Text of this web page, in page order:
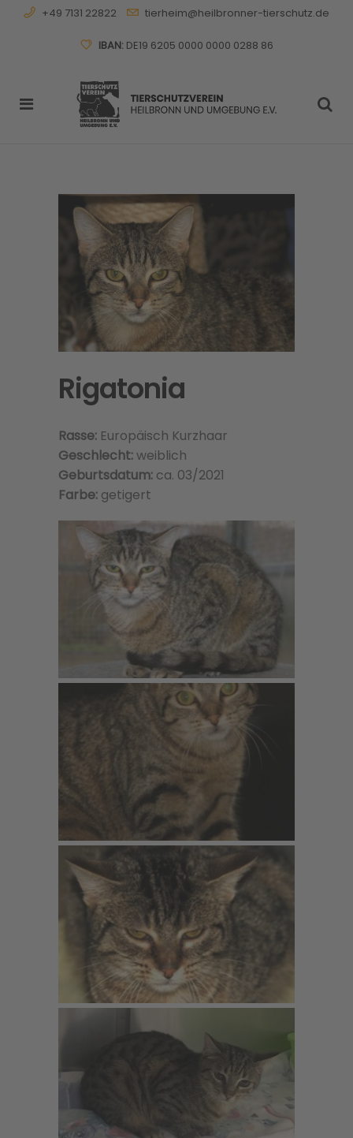
+49 7131 22822 tierheim@heilbronner-tierschutz.de
IBAN:DE19 6205 0000 0000 0288 86
Rigatonia
Rasse: Europäisch Kurzhaar
Geschlecht:weiblich
Geburtsdatum: ca. 03/2021
Farbe: getigert